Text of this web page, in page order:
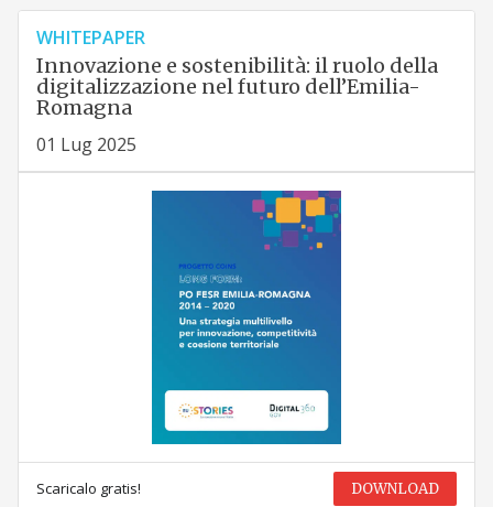
WHITEPAPER
Innovazione e sostenibilità: il ruolo della
digitalizzazione nel futuro dell’Emilia-
Romagna
01 Lug 2025
Scaricalo gratis! DOWNLOAD